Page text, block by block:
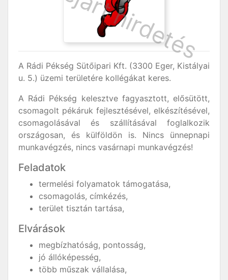
A Rádi Pékség Sütőipari Kft. (3300 Eger, Kistályai
u. 5.) üzemi területére kollégákat keres.
A Rádi Pékség kelesztve fagyasztott, elősütött,
csomagolt pékáruk fejlesztésével, elkészítésével,
csomagolásával és szállításával foglalkozik
országosan, és külföldön is. Nincs ünnepnapi
munkavégzés, nincs vasárnapi munkavégzés!
Feladatok
termelési folyamatok támogatása,
csomagolás, címkézés,
terület tisztán tartása,
Elvárások
megbízhatóság, pontosság,
jó állóképesség,
több műszak vállalása,